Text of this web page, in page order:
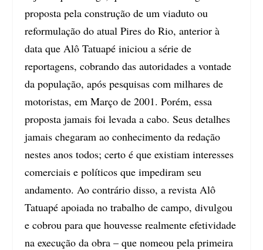
proposta pela construção de um viaduto ou
reformulação do atual Pires do Rio, anterior à
data que Alô Tatuapé iniciou a série de
reportagens, cobrando das autoridades a vontade
da população, após pesquisas com milhares de
motoristas, em Março de 2001. Porém, essa
proposta jamais foi levada a cabo. Seus detalhes
jamais chegaram ao conhecimento da redação
nestes anos todos; certo é que existiam interesses
comerciais e políticos que impediram seu
andamento. Ao contrário disso, a revista Alô
Tatuapé apoiada no trabalho de campo, divulgou
e cobrou para que houvesse realmente efetividade
na execução da obra – que nomeou pela primeira